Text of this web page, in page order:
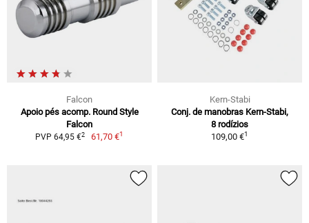
Falcon
Apoio pés acomp. Round Style
Falcon
PVP 64,95 €2 61,70 €1
Kern-Stabi
Conj. de manobras Kern-Stabi,
8 rodízios
109,00 €1